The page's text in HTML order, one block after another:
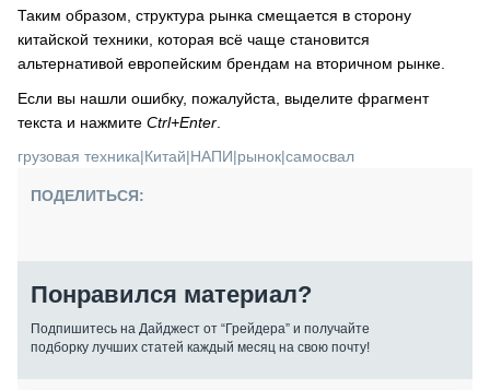
Таким образом, структура рынка смещается в сторону
китайской техники, которая всё чаще становится
альтернативой европейским брендам на вторичном рынке.
Если вы нашли ошибку, пожалуйста, выделите фрагмент
текста и нажмите Ctrl+Enter
грузовая техника|Китай|НАПИ|рынок|самосвал
ПОДЕЛИТЬСЯ:
Понравился материал?
Подпишитесь на Дайджест от “Грейдера” и получайте
подборку лучших статей каждый месяц на свою почту!